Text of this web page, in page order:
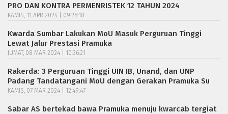
PRO DAN KONTRA PERMENRISTEK 12 TAHUN 2024
KAMIS, 11 APR 2024 | 09:28:18
Kwarda Sumbar Lakukan MoU Masuk Perguruan Tinggi
Lewat Jalur Prestasi Pramuka
JUMAT, 08 MAR 2024 | 10:36:21
Rakerda: 3 Perguruan Tinggi UIN IB, Unand, dan UNP
Padang Tandatangani MoU dengan Gerakan Pramuka Su
KAMIS, 07 MAR 2024 | 12:49:47
Sabar AS bertekad bawa Pramuka menuju kwarcab tergiat